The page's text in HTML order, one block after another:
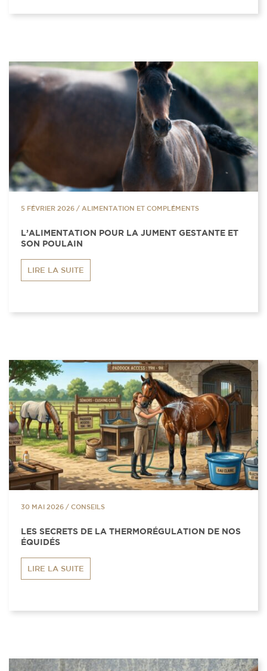
5 FÉVRIER 2026 / ALIMENTATION ET COMPLÉMENTS
L’ALIMENTATION POUR LA JUMENT GESTANTE ET
SON POULAIN
LIRE LA SUITE
30 MAI 2026 / CONSEILS
LES SECRETS DE LA THERMORÉGULATION DE NOS
ÉQUIDÉS
LIRE LA SUITE